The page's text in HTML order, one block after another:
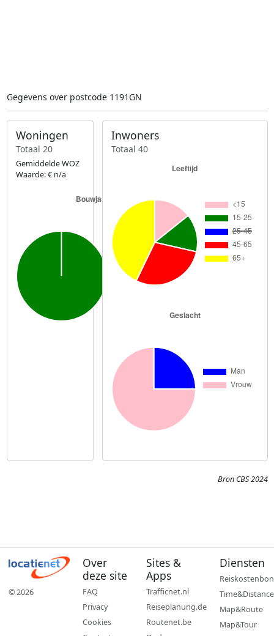
Gegevens over postcode 1191GN
Woningen
Totaal 20
Gemiddelde WOZ
Waarde: € n/a
Inwoners
Totaal 40
Bron CBS 2024
© 2026
Over
deze site
FAQ
Privacy
Cookies
Sites &
Apps
Trafficnet.nl
Reiseplanung.de
Routenet.be
Diensten
Reiskostenbon
Time&Distance
Map&Route
Map&Tour